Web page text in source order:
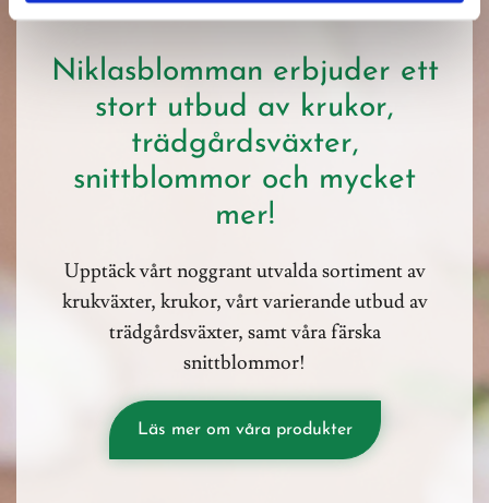
Niklasblomman erbjuder ett
stort utbud av krukor,
trädgårdsväxter,
snittblommor och mycket
mer!
Upptäck vårt noggrant utvalda sortiment av
krukväxter, krukor, vårt varierande utbud av
trädgårdsväxter, samt våra färska
snittblommor!
Läs mer om våra produkter